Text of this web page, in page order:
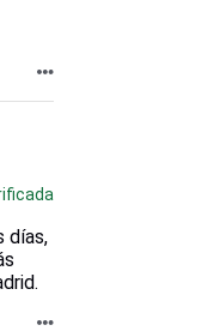
días,